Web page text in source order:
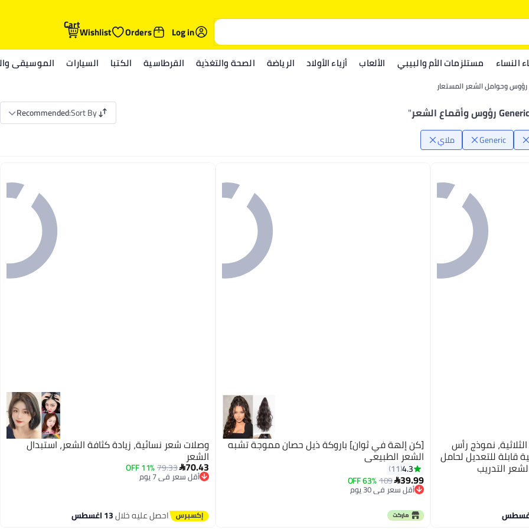
Log in
Orders
Wishlist
Cart
النساء مستلزمات الأم والبيبي الألعاب أزياء الأولاد الرياضة الصحة والتغذية القرطاسية الكتبا السيارات الموسيقى
رؤوس وحوامل الشعر المستعار
Generic رؤوس وأقماع الشعر "
Sort By
:
Recommended
Generic ملاي
نموذج رأس
قابلة للتعديل لحامل
التدريب
[كن إلهة في ثوان] باروكة ذيل حصان مموجة تشبه
الشعر الطبيعي
4.3
11
39.99
109
63% OFF
أقل سعر في 30 يوم
أقل سعر في 30 يوم
وصلات شعر نسائية، زيادة كثافة الشعر، استبدال
الشعر
70.43
79.33
11% OFFأقل سعر في 7 يوم
توصيل مجاني
احصل عليه خلال13 اغسطس